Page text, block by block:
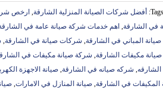
Tags: أفضل شركات الصيانة المنزلية الشارقة, ارخص
في الشارقة, اهم خدمات شركة صيانة عامة في
المباني في الشارقة, شركات صيانة في الشارقة,
مكيفات الشارقة, شركة صيانة مكيفات في
, شركه صيانه في الشارقة, صيانة الاجهزة
المكيفات في الشارقة, صيانة المنازل في الامارات,